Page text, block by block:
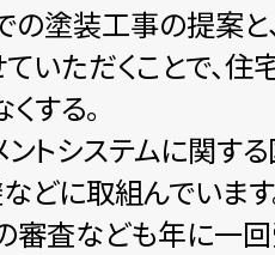
塗装工事の提案と
いただくことで、
する。
トシステムに関す
どに取組んでいます
査なども年に一回